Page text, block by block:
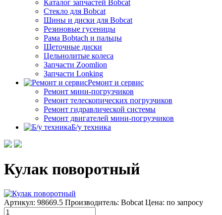
Каталог запчастей Bobcat
Стекло для Bobcat
Шины и диски для Bobcat
Резиновые гусеницы
Рама Bobtach и пальцы
Щеточные диски
Цельнолитые колеса
Запчасти Zoomlion
Запчасти Lonking
Ремонт и сервис
Ремонт мини-погрузчиков
Ремонт телескопических погрузчиков
Ремонт гидравлической системы
Ремонт двигателей мини-погрузчиков
Б/у техника
Кулак поворотный
Артикул: 98669.5 Производитель: Bobcat Цена: по запросу